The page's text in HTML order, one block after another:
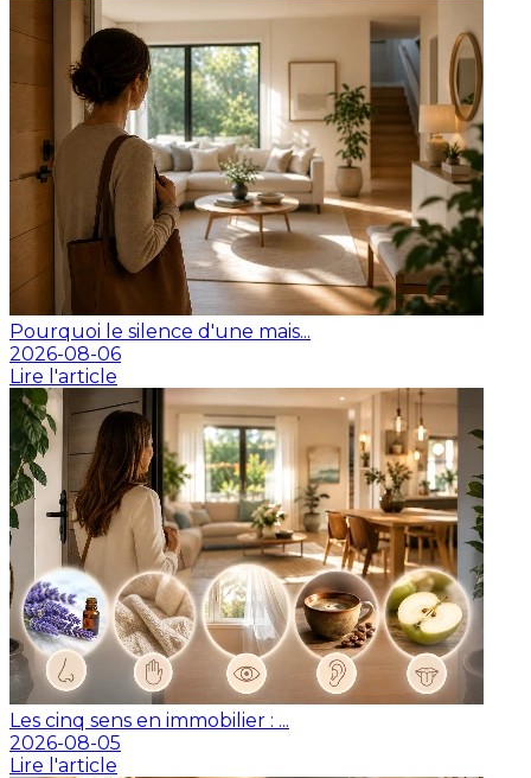
Pourquoi le silence d'une mais...
2026-08-06
Lire l'article
Les cinq sens en immobilier : ...
2026-08-05
Lire l'article